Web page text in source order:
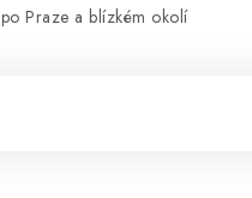
po Praze a blízkém okolí